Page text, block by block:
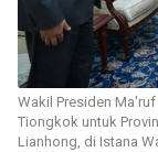
Wakil Presiden
Tiongkok untuk
Lianhong, di Istana